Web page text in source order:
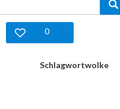
0
Schlagwortwolke